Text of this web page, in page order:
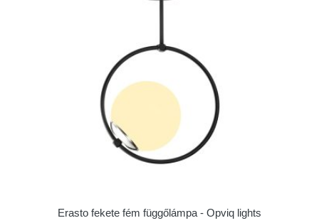
Erasto fekete fém függőlámpa - Opviq lights